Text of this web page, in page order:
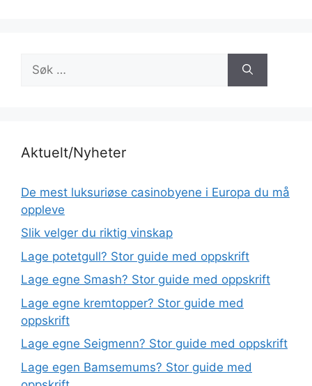
etter:
Aktuelt/Nyheter
De mest luksuriøse casinobyene i Europa du må
oppleve
Slik velger du riktig vinskap
Lage potetgull? Stor guide med oppskrift
Lage egne Smash? Stor guide med oppskrift
Lage egne kremtopper? Stor guide med
oppskrift
Lage egne Seigmenn? Stor guide med oppskrift
Lage egen Bamsemums? Stor guide med